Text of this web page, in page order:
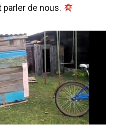
parler de nous.